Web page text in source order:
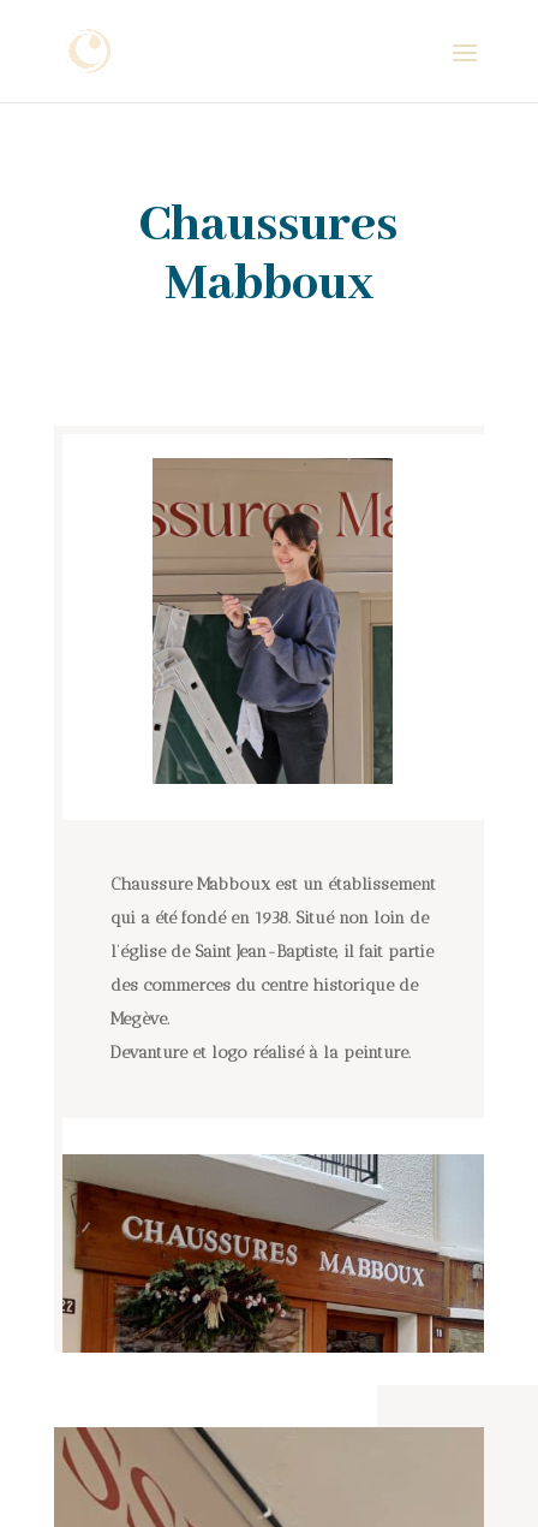
Chaussures
Mabboux
Chaussure Mabboux est un établissement
qui a été fondé en 1938. Situé non loin de
l’église de Saint Jean-Baptiste, il fait partie
des commerces du centre historique de
Megève.
Devanture et logo réalisé à la peinture.